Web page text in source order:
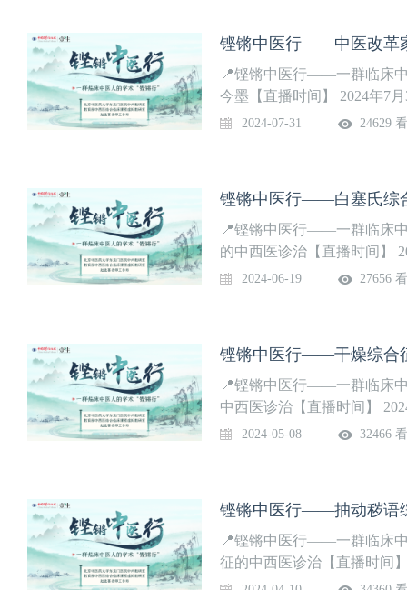
铿锵中医行——中医改革
📍铿锵中医行——一群临床
今墨【直播时间】 2024年7
家：赵进喜 教授参会专家：
2024-07-31 24629
铿锵中医行——白塞氏综
📍铿锵中医行——一群临床
的中西医诊治【直播时间】
牵头专家：赵进喜 教授参会
2024-06-19 27656
铿锵中医行——干燥综合
📍铿锵中医行——一群临床
中西医诊治【直播时间】
专家：赵进喜 教授参会专家
2024-05-08 32466
铿锵中医行——抽动秽语
📍铿锵中医行——一群临床
征的中西医诊治【直播时间
牵头专家：赵进喜 教授参会